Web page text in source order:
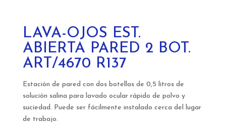
LAVA-OJOS EST.
ABIERTA PARED 2 BOT.
ART/4670 R137
Estación de pared con dos botellas de 0,5 litros de
solución salina para lavado ocular rápido de polvo y
suciedad. Puede ser fácilmente instalado cerca del lugar
de trabajo.